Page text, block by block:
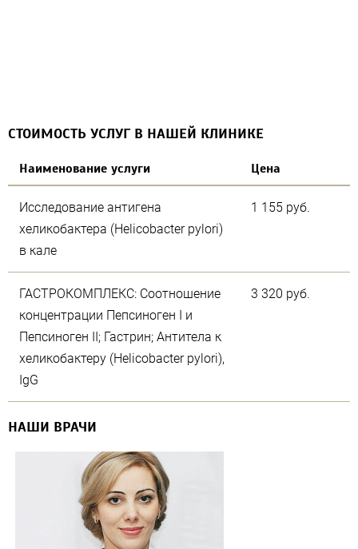
СТОИМОСТЬ УСЛУГ В НАШЕЙ КЛИНИКЕ
Наименование услуги Цена
Исследование антигена
хеликобактера (Helicobacter pylori)
в кале
1 155 руб.
ГАСТРОКОМПЛЕКС: Соотношение
концентрации Пепсиноген I и
Пепсиноген II; Гастрин; Антитела к
хеликобактеру (Helicobacter pylori),
IgG
3 320 руб.
НАШИ ВРАЧИ